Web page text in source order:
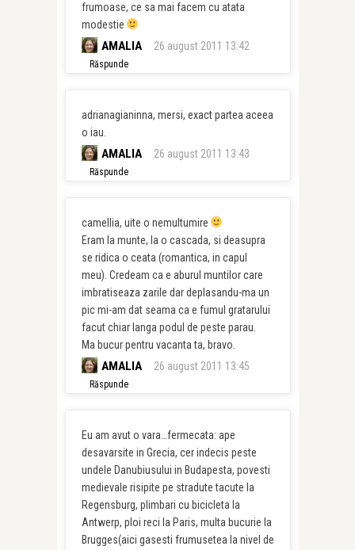
frumoase, ce sa mai facem cu atata
modestie
AMALIA 26 august 2011 13:42
Răspunde
adrianagianinna, mersi, exact partea aceea
o iau.
AMALIA 26 august 2011 13:43
Răspunde
camellia, uite o nemultumire
Eram la munte, la o cascada, si deasupra
se ridica o ceata (romantica, in capul
meu). Credeam ca e aburul muntilor care
imbratiseaza zarile dar deplasandu-ma un
pic mi-am dat seama ca e fumul gratarului
facut chiar langa podul de peste parau.
Ma bucur pentru vacanta ta, bravo.
AMALIA 26 august 2011 13:45
Răspunde
Eu am avut o vara…fermecata: ape
desavarsite in Grecia, cer indecis peste
undele Danubiusului in Budapesta, povesti
medievale risipite pe stradute tacute la
Regensburg, plimbari cu bicicleta la
Antwerp, ploi reci la Paris, multa bucurie la
Brugges(aici gasesti frumusetea la nivel de